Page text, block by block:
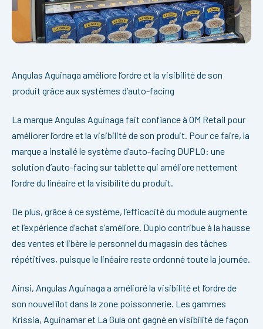
Angulas Aguinaga améliore l’ordre et la visibilité de son
produit grâce aux systèmes d’auto-facing
La marque Angulas Aguinaga fait confiance à OM Retail pour
améliorer l’ordre et la visibilité de son produit. Pour ce faire, la
marque a installé le système d’auto-facing DUPLO: une
solution d’auto-facing sur tablette qui améliore nettement
l’ordre du linéaire et la visibilité du produit.
De plus, grâce à ce système, l’efficacité du module augmente
et l’expérience d’achat s’améliore. Duplo contribue à la hausse
des ventes et libère le personnel du magasin des tâches
répétitives, puisque le linéaire reste ordonné toute la journée.
Ainsi, Angulas Aguinaga a amélioré la visibilité et l’ordre de
son nouvel îlot dans la zone poissonnerie. Les gammes
Krissia, Aguinamar et La Gula ont gagné en visibilité de façon